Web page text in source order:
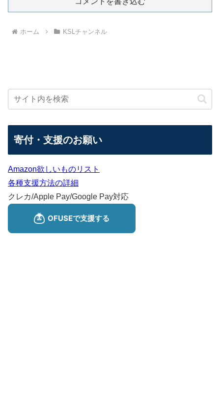
ホーム KSLチャンネル
寄付・支援のお願い
Amazon欲しいものリスト
各種支援方法の詳細
クレカ/Apple Pay/Google Pay対応